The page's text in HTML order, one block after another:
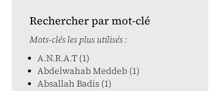
Rechercher par mot-clé
Mots-clés les plus utilisés :
A.N.R.A.T (1)
Abdelwahab Meddeb (1)
Absallah Badis (1)